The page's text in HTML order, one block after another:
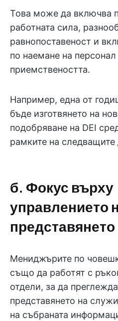
Това може да включва
работната сила,
равнопоставеност и
по наемане на
приемствеността.
Например, една от
бъде изготвянето на
подобряване на DEI
рамките на следващите
б. Фокус върху
управлението
представянето
Мениджърите по
също да работят с
отдели, за да
представянето на
на събраната